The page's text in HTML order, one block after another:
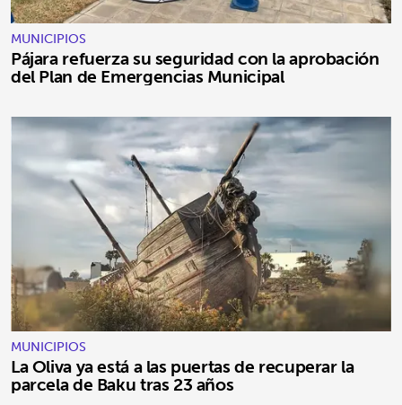
MUNICIPIOS
Pájara refuerza su seguridad con la aprobación
del Plan de Emergencias Municipal
MUNICIPIOS
La Oliva ya está a las puertas de recuperar la
parcela de Baku tras 23 años